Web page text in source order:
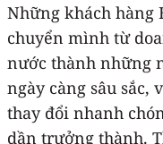
Những khách hàng
chuyển mình từ
nước thành những
ngày càng sâu sắc,
thay đổi nhanh
dần trưởng thành.